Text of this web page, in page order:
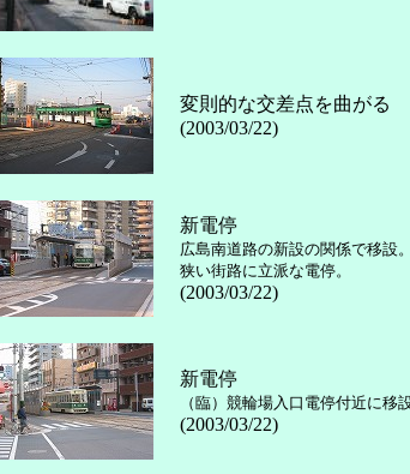
変則的な交差点を曲がる
(2003/03/22)
新電停
広島南道路の新設の関係で移設。
狭い街路に立派な電停。
(2003/03/22)
新電停
（臨）競輪場入口電停付近に移
(2003/03/22)